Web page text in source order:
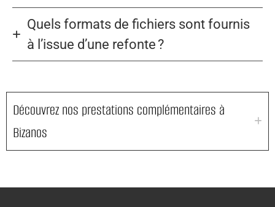
Quels formats de fichiers sont fournis
à l’issue d’une refonte ?
Découvrez nos prestations complémentaires à
Bizanos